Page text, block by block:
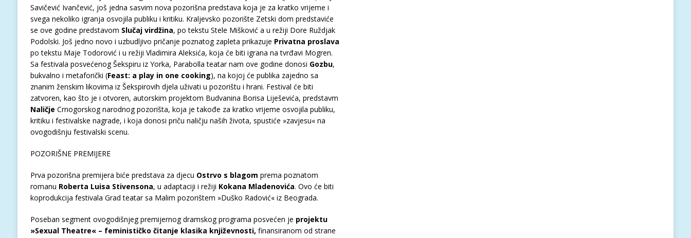
Savičević Ivančević, još jedna sasvim nova pozorišna predstava koja je za kratko vrijeme i
svega nekoliko igranja osvojila publiku i kritiku. Kraljevsko pozorište Zetski dom predstaviće
se ove godine predstavom Slučaj virdžina, po tekstu Stele Mišković a u režiji Dore Ruždjak
Podolski. Još jedno novo i uzbudljivo pričanje poznatog zapleta prikazuje Privatna proslava
po tekstu Maje Todorović i u režiji Vladimira Aleksića, koja će biti igrana na tvrđavi Mogren.
Sa festivala posvećenog Šekspiru iz Yorka, Parabolla teatar nam ove godine donosi Gozbu,
bukvalno i metaforički (Feast: a play in one cooking), na kojoj će publika zajedno sa
znanim ženskim likovima iz Šekspirovih djela uživati u pozorištu i hrani. Festival će biti
zatvoren, kao što je i otvoren, autorskim projektom Budvanina Borisa Liješevića, predstavm
Naličje Crnogorskog narodnog pozorišta, koja je takođe za kratko vrijeme osvojila publiku,
kritiku i festivalske nagrade, i koja donosi priču naličju naših života, spustiće »zavjesu« na
ovogodišnju festivalski scenu.
POZORIŠNE PREMIJERE
Prva pozorišna premijera biće predstava za djecu Ostrvo s blagom prema poznatom
romanu Roberta Luisa Stivensona, u adaptaciji i režiji Kokana Mladenovića. Ovo će biti
koprodukcija festivala Grad teatar sa Malim pozorištem »Duško Radović« iz Beograda.
Poseban segment ovogodišnjeg premijernog dramskog programa posvećen je projektu
»Sexual Theatre« – feminističko čitanje klasika književnosti, finansiranom od strane